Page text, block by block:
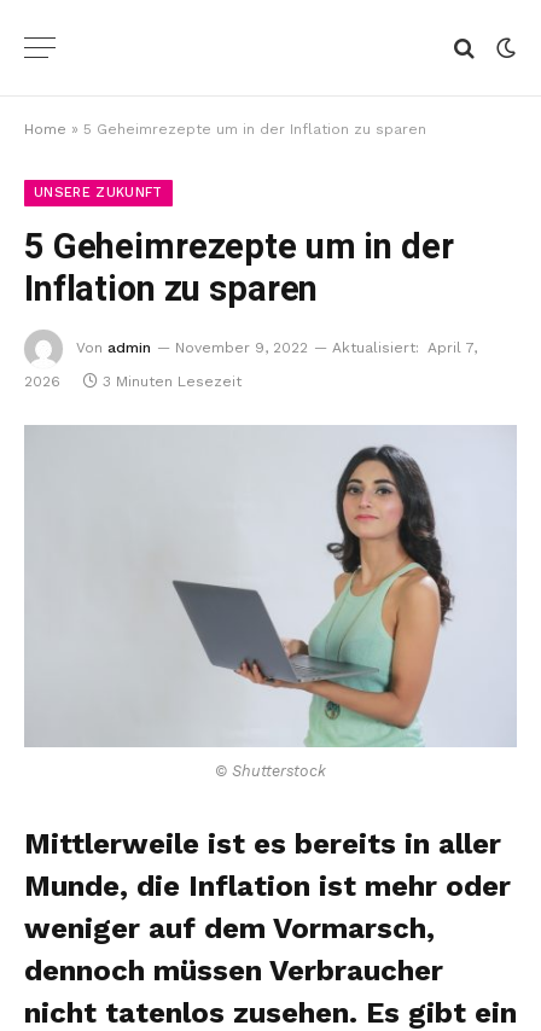
Home » 5 Geheimrezepte um in der Inflation zu sparen
UNSERE ZUKUNFT
5 Geheimrezepte um in der
Inflation zu sparen
Von admin November 9, 2022 Aktualisiert: April 7,
2026
3 Minuten Lesezeit
© Shutterstock
Mittlerweile ist es bereits in aller
Munde, die Inflation ist mehr oder
weniger auf dem Vormarsch,
dennoch müssen Verbraucher
nicht tatenlos zusehen. Es gibt ein